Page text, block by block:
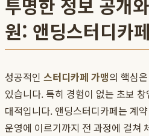
투명한 정보 공개
원: 앤딩스터디카
성공적인 스터디카페 가맹의 핵심
있습니다. 특히 경험이 없는 초보
대적입니다. 앤딩스터디카페는 계
운영에 이르기까지 전 과정에 걸쳐